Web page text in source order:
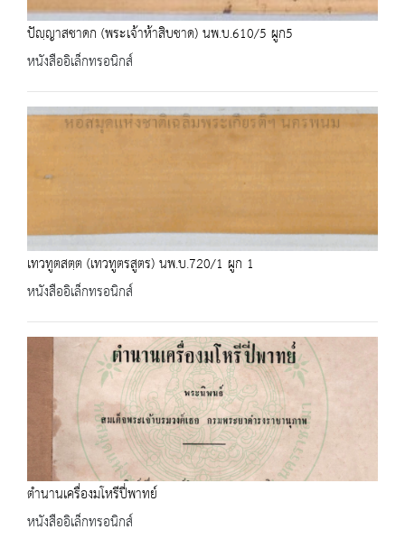
ปัญฺญาสชาดก (พระเจ้าห้าสิบชาด) นพ.บ.610/5 ผูก5
หนังสืออิเล็กทรอนิกส์
เทวทูตสตฺต (เทวทูตรสูตร) นพ.บ.720/1 ผูก 1
หนังสืออิเล็กทรอนิกส์
ตำนานเครื่องมโหรีปี่พาทย์
หนังสืออิเล็กทรอนิกส์